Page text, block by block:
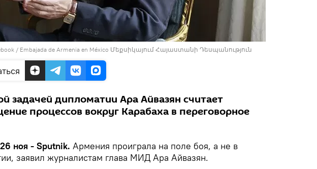
/ Embajada de Armenia en México Մեքսիկայում Հայաստանի Դեսպանություն
задачей дипломатии Ара Айвазян считает
процессов вокруг Карабаха в переговорное
ноя - Sputnik. Армения проиграла на поле боя, а не в
заявил журналистам глава МИД Ара Айвазян.